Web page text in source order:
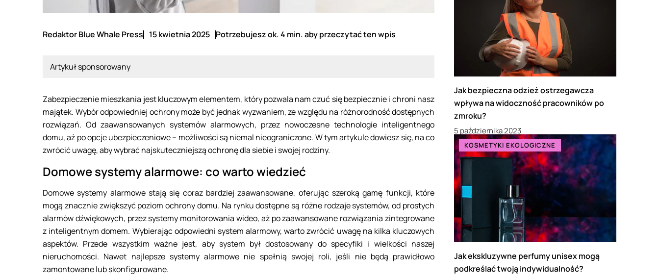
Redaktor Blue Whale Press 15 kwietnia 2025 Potrzebujesz ok. 4 min. aby przeczytać ten wpis
Artykuł sponsorowany
Zabezpieczenie mieszkania jest kluczowym elementem, który pozwala nam czuć się bezpiecznie i chroni nasz
majątek. Wybór odpowiedniej ochrony może być jednak wyzwaniem, ze względu na różnorodność dostępnych
rozwiązań. Od zaawansowanych systemów alarmowych, przez nowoczesne technologie inteligentnego
domu, aż po opcje ubezpieczeniowe – możliwości są niemal nieograniczone. W tym artykule dowiesz się, na co
zwrócić uwagę, aby wybrać najskuteczniejszą ochronę dla siebie i swojej rodziny.
Domowe systemy alarmowe: co warto wiedzieć
Domowe systemy alarmowe stają się coraz bardziej zaawansowane, oferując szeroką gamę funkcji, które
mogą znacznie zwiększyć poziom ochrony domu. Na rynku dostępne są różne rodzaje systemów, od prostych
alarmów dźwiękowych, przez systemy monitorowania wideo, aż po zaawansowane rozwiązania zintegrowane
z inteligentnym domem. Wybierając odpowiedni system alarmowy, warto zwrócić uwagę na kilka kluczowych
aspektów. Przede wszystkim ważne jest, aby system był dostosowany do specyfiki i wielkości naszej
nieruchomości. Nawet najlepsze systemy alarmowe nie spełnią swojej roli, jeśli nie będą prawidłowo
zamontowane lub skonfigurowane.
Jak bezpieczna odzież ostrzegawcza
wpływa na widoczność pracowników po
zmroku?
5 października 2023
KOSMETYKI EKOLOGICZNE
Jak ekskluzywne perfumy unisex mogą
podkreślać twoją indywidualność?